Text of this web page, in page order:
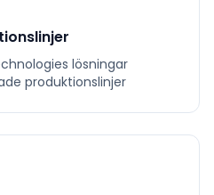
lösningar
produktionslinjer